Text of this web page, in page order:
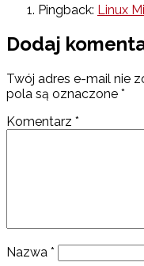
Pingback: Linux
Dodaj
Twój adres e-mail nie
pola są oznaczone *
Komentarz *
Nazwa *